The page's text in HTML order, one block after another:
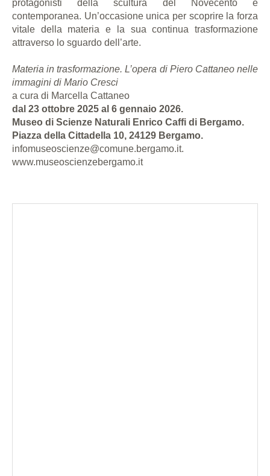
protagonisti della scultura del Novecento e
contemporanea. Un’occasione unica per scoprire la forza
vitale della materia e la sua continua trasformazione
attraverso lo sguardo dell’arte.
Materia in trasformazione. L’opera di Piero Cattaneo nelle
immagini di Mario Cresci
a cura di Marcella Cattaneo
dal 23 ottobre 2025 al 6 gennaio 2026.
Museo di Scienze Naturali Enrico Caffi di Bergamo.
Piazza della Cittadella 10, 24129 Bergamo.
infomuseoscienze@comune.bergamo.it.
www.museoscienzebergamo.it